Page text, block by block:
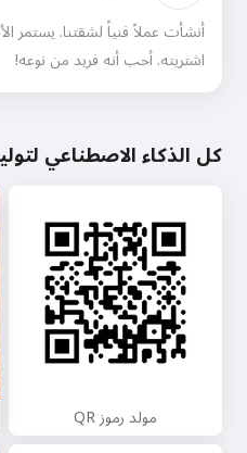
أنشأت عملاً فنياً لشقتنا. يستمر
اشتريته. أحب أنه فريد من نوعه!
كل الذكاء الاصطناعي
مولد رموز QR